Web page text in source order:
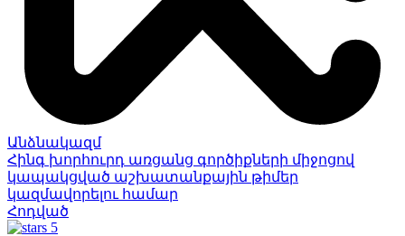
Անձնակազմ
Հինգ խորհուրդ առցանց գործիքների միջոցով
կապակցված աշխատանքային թիմեր
կազմավորելու համար
Հոդված
5